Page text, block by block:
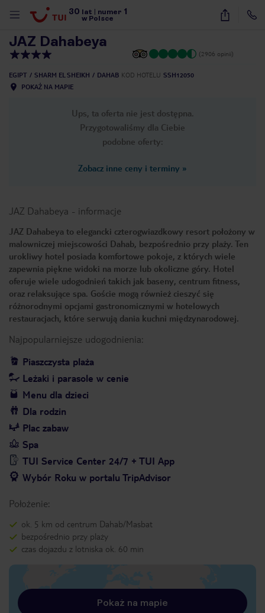
30 lat numer 1
w Polsce
23
JAZ Dahabeya
(2906 opinii)
EGIPT SHARM EL SHEIKH DAHAB KOD HOTELU SSH12050
POKAŻ NA MAPIE
Ups, ta oferta nie jest dostępna.
Przygotowaliśmy dla Ciebie
podobne oferty:
Zobacz inne ceny i terminy »
JAZ Dahabeya - informacje
JAZ Dahabeya to elegancki czterogwiazdkowy resort położony w
malowniczej miejscowości Dahab, bezpośrednio przy plaży. Ten
urokliwy hotel posiada komfortowe pokoje, z których wiele
zapewnia piękne widoki na morze lub okoliczne góry. Hotel
oferuje wiele udogodnień takich jak baseny, centrum fitness,
oraz relaksujące spa. Goście mogą również cieszyć się
różnorodnymi opcjami gastronomicznymi w hotelowych
restauracjach, które serwują dania kuchni międzynarodowej.
Najpopularniejsze udogodnienia:
Piaszczysta plaża
Leżaki i parasole w cenie
Menu dla dzieci
Dla rodzin
Plac zabaw
Spa
TUI Service Center 24/7 + TUI App
Wybór Roku w portalu TripAdvisor
Położenie:
ok. 5 km od centrum Dahab/Masbat
bezpośrednio przy plaży
czas dojazdu z lotniska ok. 60 min
Pokaż na mapie